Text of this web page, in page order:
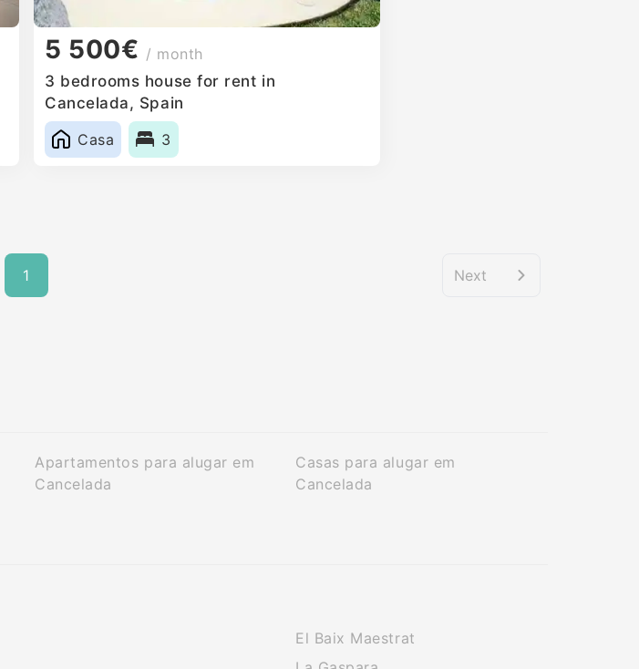
5 500€ / month
3 bedrooms house for rent in
Cancelada, Spain
Casa
3
1 Next
Apartamentos para alugar em
Cancelada
Casas para alugar em
Cancelada
El Baix Maestrat